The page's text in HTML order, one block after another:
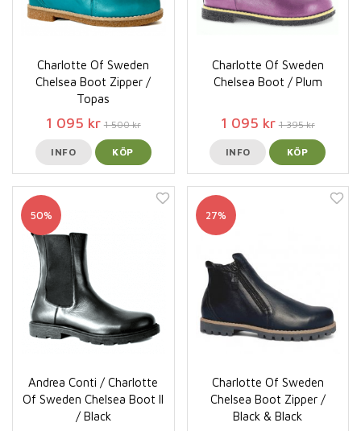
Charlotte Of Sweden
Chelsea Boot Zipper /
Topas
1 095 kr 1 500 kr
INFO KÖP
Charlotte Of Sweden
Chelsea Boot / Plum
1 095 kr 1 395 kr
INFO KÖP
50%
Andrea Conti / Charlotte
Of Sweden Chelsea Boot ll
/ Black
27%
Charlotte Of Sweden
Chelsea Boot Zipper /
Black & Black